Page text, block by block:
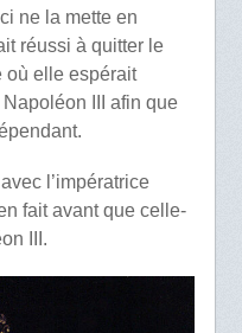
ne la mette en
réussi à quitter le
où elle espérait
Napoléon III afin que
l’impératrice
fait avant que celle-
III.